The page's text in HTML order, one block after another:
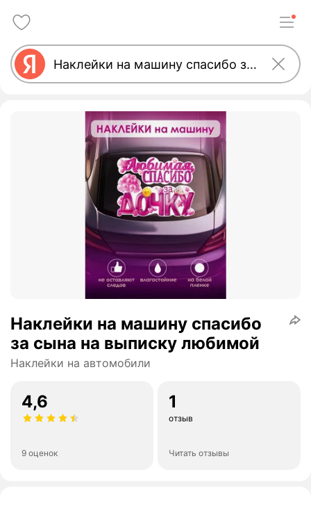
Наклейки на машину спасибо
за сына на выписку любимой
Наклейки на автомобили
4,6
9 оценок
1
отзыв
Читать отзывы